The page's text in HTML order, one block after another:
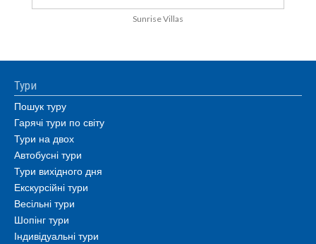
Sunrise Villas
Тури
Пошук туру
Гарячі тури по світу
Тури на двох
Автобусні тури
Тури вихідного дня
Екскурсійні тури
Весільні тури
Шопінг тури
Індивідуальні тури